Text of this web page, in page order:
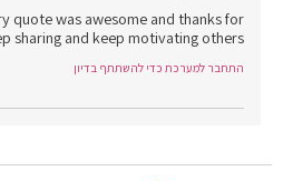
quote was awesome and thanks for
sharing and keep motivating others.
התחבר למערכת כדי להשתתף בדיון